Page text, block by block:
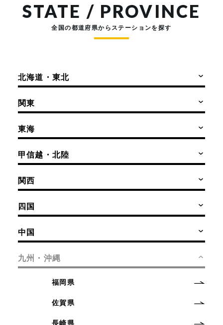
STATE / PROVINCE
全国の都道府県からステーションを探す
北海道・東北
関東
東海
甲信越・北陸
関西
四国
中国
九州・沖縄
福岡県
佐賀県
長崎県